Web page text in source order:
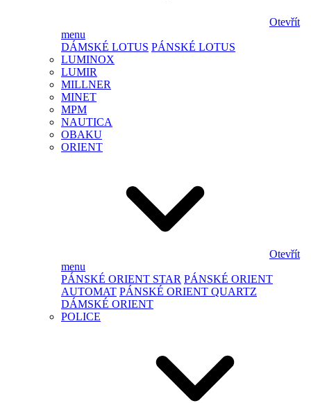
Otevřít
menu
DÁMSKÉ LOTUS PÁNSKÉ LOTUS
LUMINOX
LUMIR
MILLNER
MINET
MPM
NAUTICA
OBAKU
ORIENT
Otevřít
menu
PÁNSKÉ ORIENT STAR PÁNSKÉ ORIENT
AUTOMAT PÁNSKÉ ORIENT QUARTZ
DÁMSKÉ ORIENT
POLICE